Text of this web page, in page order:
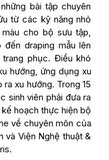
bài tập chuyên
từ các kỹ năng nhỏ
cho bộ sưu tập,
draping mẫu lên
trang phục. Điều khó
hướng, ứng dụng xu
xu hướng. Trong 15
sinh viên phải đưa ra
hoạch thực hiện bộ
về chuyên môn của
và Viện Nghệ thuật &